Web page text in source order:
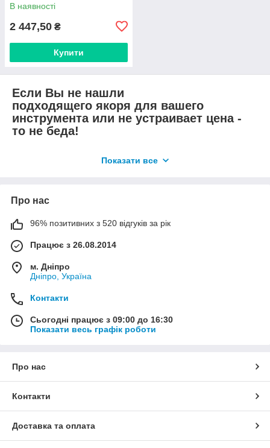
В наявності
2 447,50 ₴
Купити
Если Вы не нашли
подходящего якоря для вашего
инструмента или не устраивает цена -
то не беда!
помочь и договориться по приемлемой
Показати все
Про нас
96% позитивних з 520 відгуків за рік
Працює з 26.08.2014
м. Дніпро
Дніпро, Україна
Контакти
Сьогодні працює з 09:00 до 16:30
Показати весь графік роботи
Про нас
Контакти
Доставка та оплата